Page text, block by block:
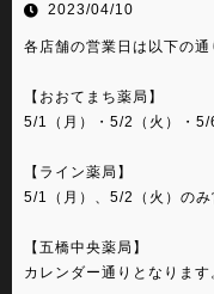
2023/04/10
各店舗の営業日は以下の通
【おおてまち薬局】
5/1（月）・5/2（火）・5/
【ライン薬局】
5/1（月）、5/2（火）のみ
【五橋中央薬局】
カレンダー通りとなります